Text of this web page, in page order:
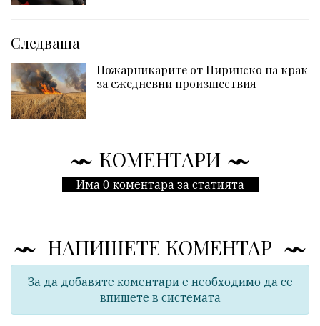
Следваща
Пожарникарите от Пиринско на крак
за ежедневни произшествия
КОМЕНТАРИ
Има 0 коментара за статията
НАПИШЕТЕ КОМЕНТАР
За да добавяте коментари е необходимо да се
впишете в системата